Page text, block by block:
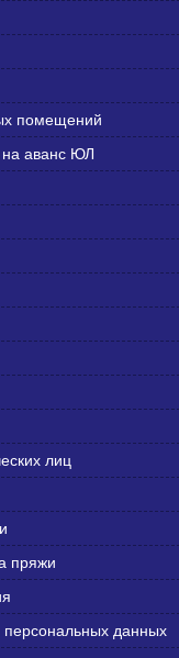
помещений
аванс ЮЛ
лиц
пряжи
персональных данных